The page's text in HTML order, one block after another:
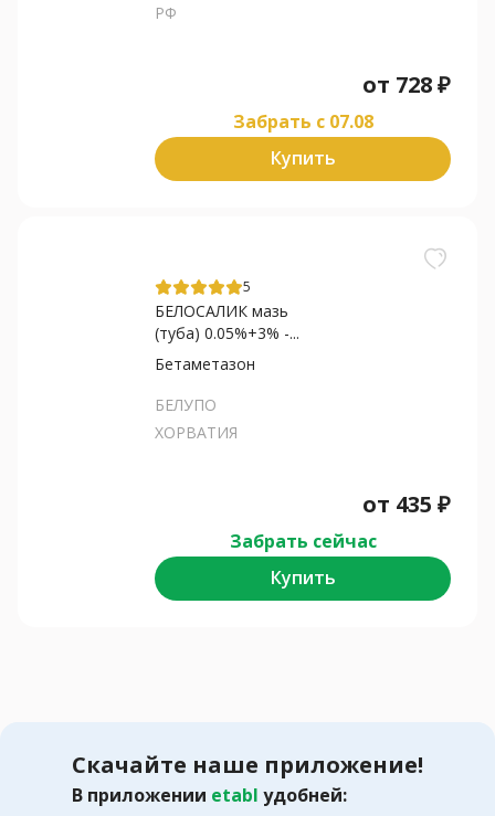
РФ
от 728₽
Забрать c 07.08
Купить
5
БЕЛОСАЛИК мазь
(туба) 0.05%+3% -...
Бетаметазон
БЕЛУПО
ХОРВАТИЯ
от 435 ₽
Забрать сейчас
Купить
Скачайте наше приложение!
В приложении etabl удобней: